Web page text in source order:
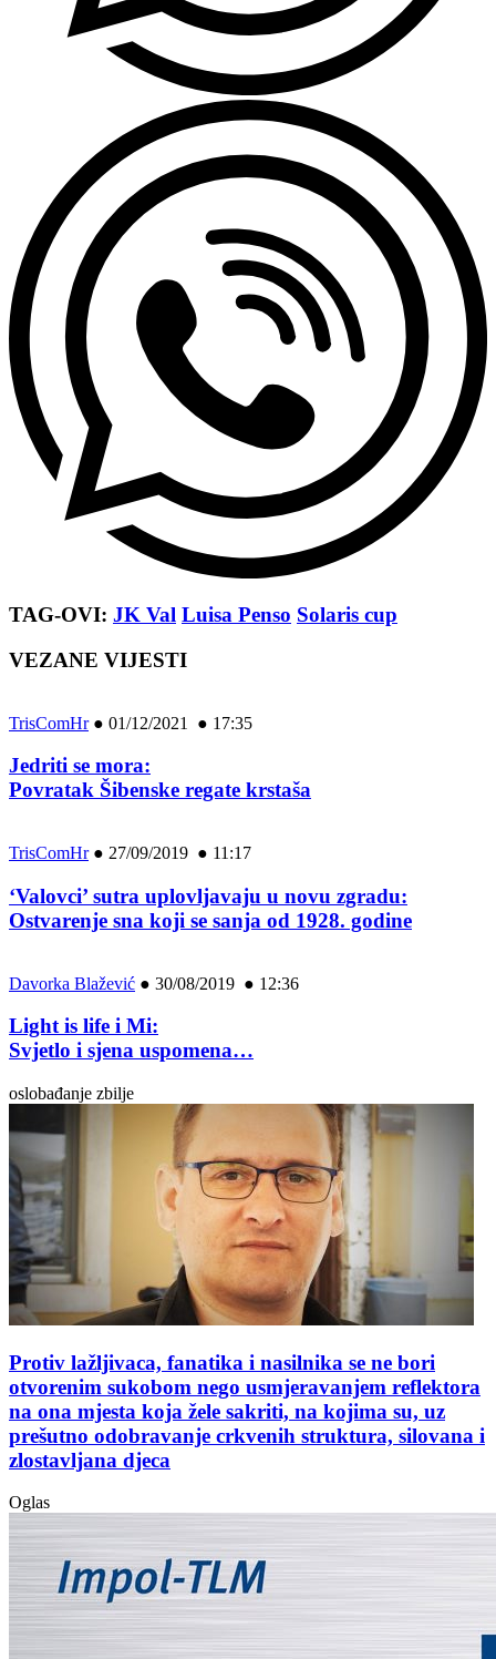
TAG-OVI: JK Val Luisa Penso Solaris cup
VEZANE VIJESTI
TrisComHr● 01/12/2021 ● 17:35
Jedriti se mora:
Povratak Šibenske regate krstaša
TrisComHr● 27/09/2019 ● 11:17
‘Valovci’ sutra uplovljavaju u novu zgradu:
Ostvarenje sna koji se sanja od 1928. godine
Davorka Blažević ● 30/08/2019 ● 12:36
Light is life i Mi:
Svjetlo i sjena uspomena…
oslobađanje zbilje
Protiv lažljivaca, fanatika i nasilnika se ne bori
otvorenim sukobom nego usmjeravanjem reflektora
na ona mjesta koja žele sakriti, na kojima su, uz
prešutno odobravanje crkvenih struktura, silovana i
zlostavljana djeca
Oglas